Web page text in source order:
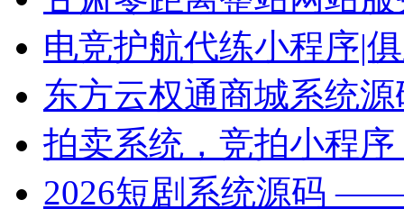
电竞护航代练小程序|
东方云权通商城系统
拍卖系统，竞拍小程
2026短剧系统源码 ——